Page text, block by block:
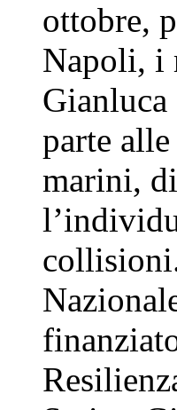
ottobre,
Napoli, i
Gianluca
parte
marini,